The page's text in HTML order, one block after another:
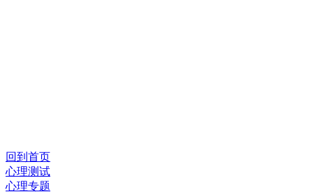
回到首页
心理测试
心理专题